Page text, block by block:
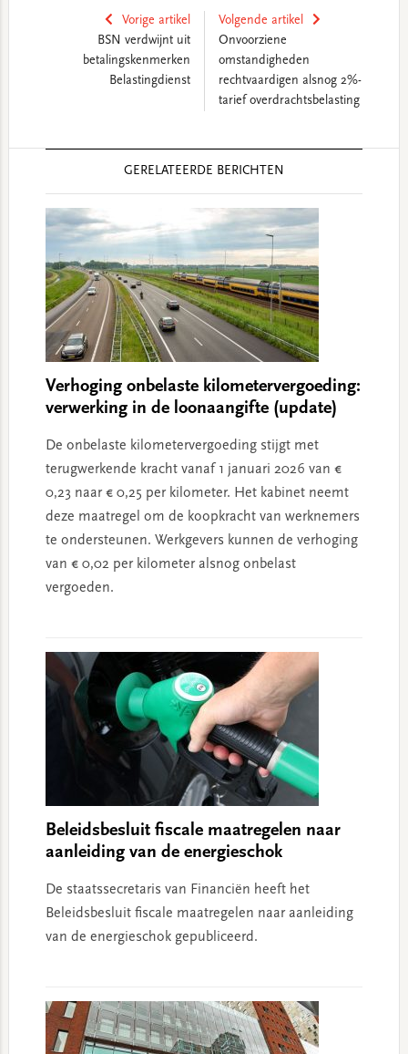
Vorige artikel
BSN verdwijnt uit
betalingskenmerken
Belastingdienst
Volgende artikel
Onvoorziene
omstandigheden
rechtvaardigen alsnog 2%-
tarief overdrachtsbelasting
GERELATEERDE BERICHTEN
Verhoging onbelaste kilometervergoeding:
verwerking in de loonaangifte (update)
De onbelaste kilometervergoeding stijgt met
terugwerkende kracht vanaf 1 januari 2026 van €
0,23 naar € 0,25 per kilometer. Het kabinet neemt
deze maatregel om de koopkracht van werknemers
te ondersteunen. Werkgevers kunnen de verhoging
van € 0,02 per kilometer alsnog onbelast
vergoeden.
Beleidsbesluit fiscale maatregelen naar
aanleiding van de energieschok
De staatssecretaris van Financiën heeft het
Beleidsbesluit fiscale maatregelen naar aanleiding
van de energieschok gepubliceerd.